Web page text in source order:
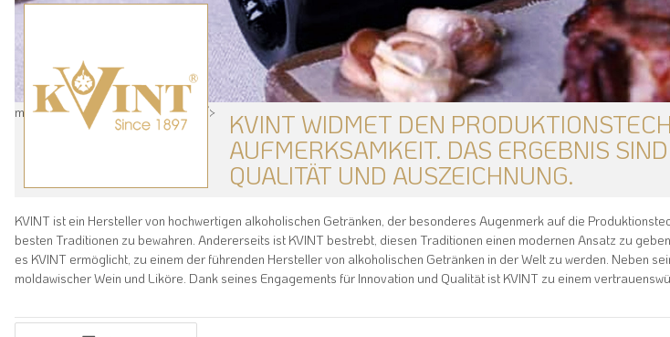
moldawische Weine Winzer Kvint" />
KVINT WIDMET DEN
AUFMERKSAMKEIT. DAS ERGEBNIS SIND
QUALITÄT UND AUSZEICHNUNG.
KVINT ist ein Hersteller von hochwertigen alkoholischen Getränken, der besonderes Augenmerk auf die
besten Traditionen zu bewahren. Andererseits ist KVINT bestrebt, diesen Traditionen einen modernen Ansatz zu
es KVINT ermöglicht, zu einem der führenden Hersteller von alkoholischen Getränken in der Welt zu werden. Neben
moldawischer Wein und Liköre. Dank seines Engagements für Innovation und Qualität ist KVINT zu einem